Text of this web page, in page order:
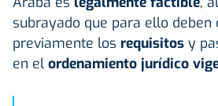
subrayado que para ello deben
previamente los requisitos y
en el ordenamiento jurídico